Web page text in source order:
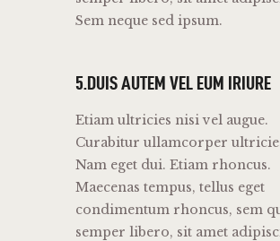
Sem neque sed ipsum.
5.DUIS AUTEM VEL EUM IRIURE
Etiam ultricies nisi vel augue.
Curabitur ullamcorper
Nam eget dui. Etiam rhoncus.
Maecenas tempus, tellus eget
condimentum rhoncus, sem
semper libero, sit amet